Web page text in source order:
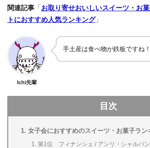
関連記事 「 お取り寄せおいしいスイーツ・お
トにおすすめ人気ランキング」
Ichi先輩
手土産は食べ物が鉄板ですね！
目次
女子会におすすめのスイーツ・お菓子ラン
第1位 フィナンシェ / アンリ・シャルパン